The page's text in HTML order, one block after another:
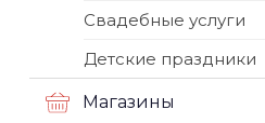
Свадебные услуги
Детские праздники
Магазины